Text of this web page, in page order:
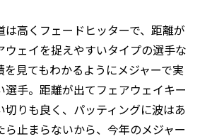
は高くフェードヒッターで、距離が
ウェイを捉えやすいタイプの選手な
を見てもわかるようにメジャーで実
選手。距離が出てフェアウェイキー
切りも良く、パッティングに波はあ
ら止まらないから、今年のメジャー